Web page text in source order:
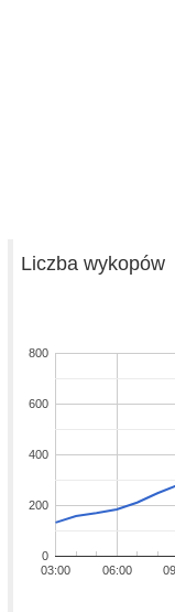
Liczba wykopów
03:00 06:00
0
200
400
600
800